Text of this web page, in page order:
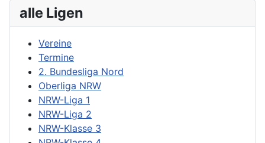
alle Ligen
Vereine
Termine
2. Bundesliga Nord
Oberliga NRW
NRW-Liga 1
NRW-Liga 2
NRW-Klasse 3